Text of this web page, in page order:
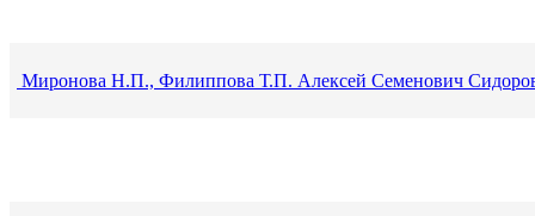
Миронова Н.П., Филиппова Т.П. Алексей Семенович Сидоров